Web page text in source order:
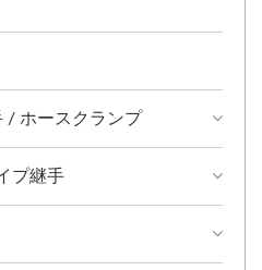
/ ホースクランプ
プ継手